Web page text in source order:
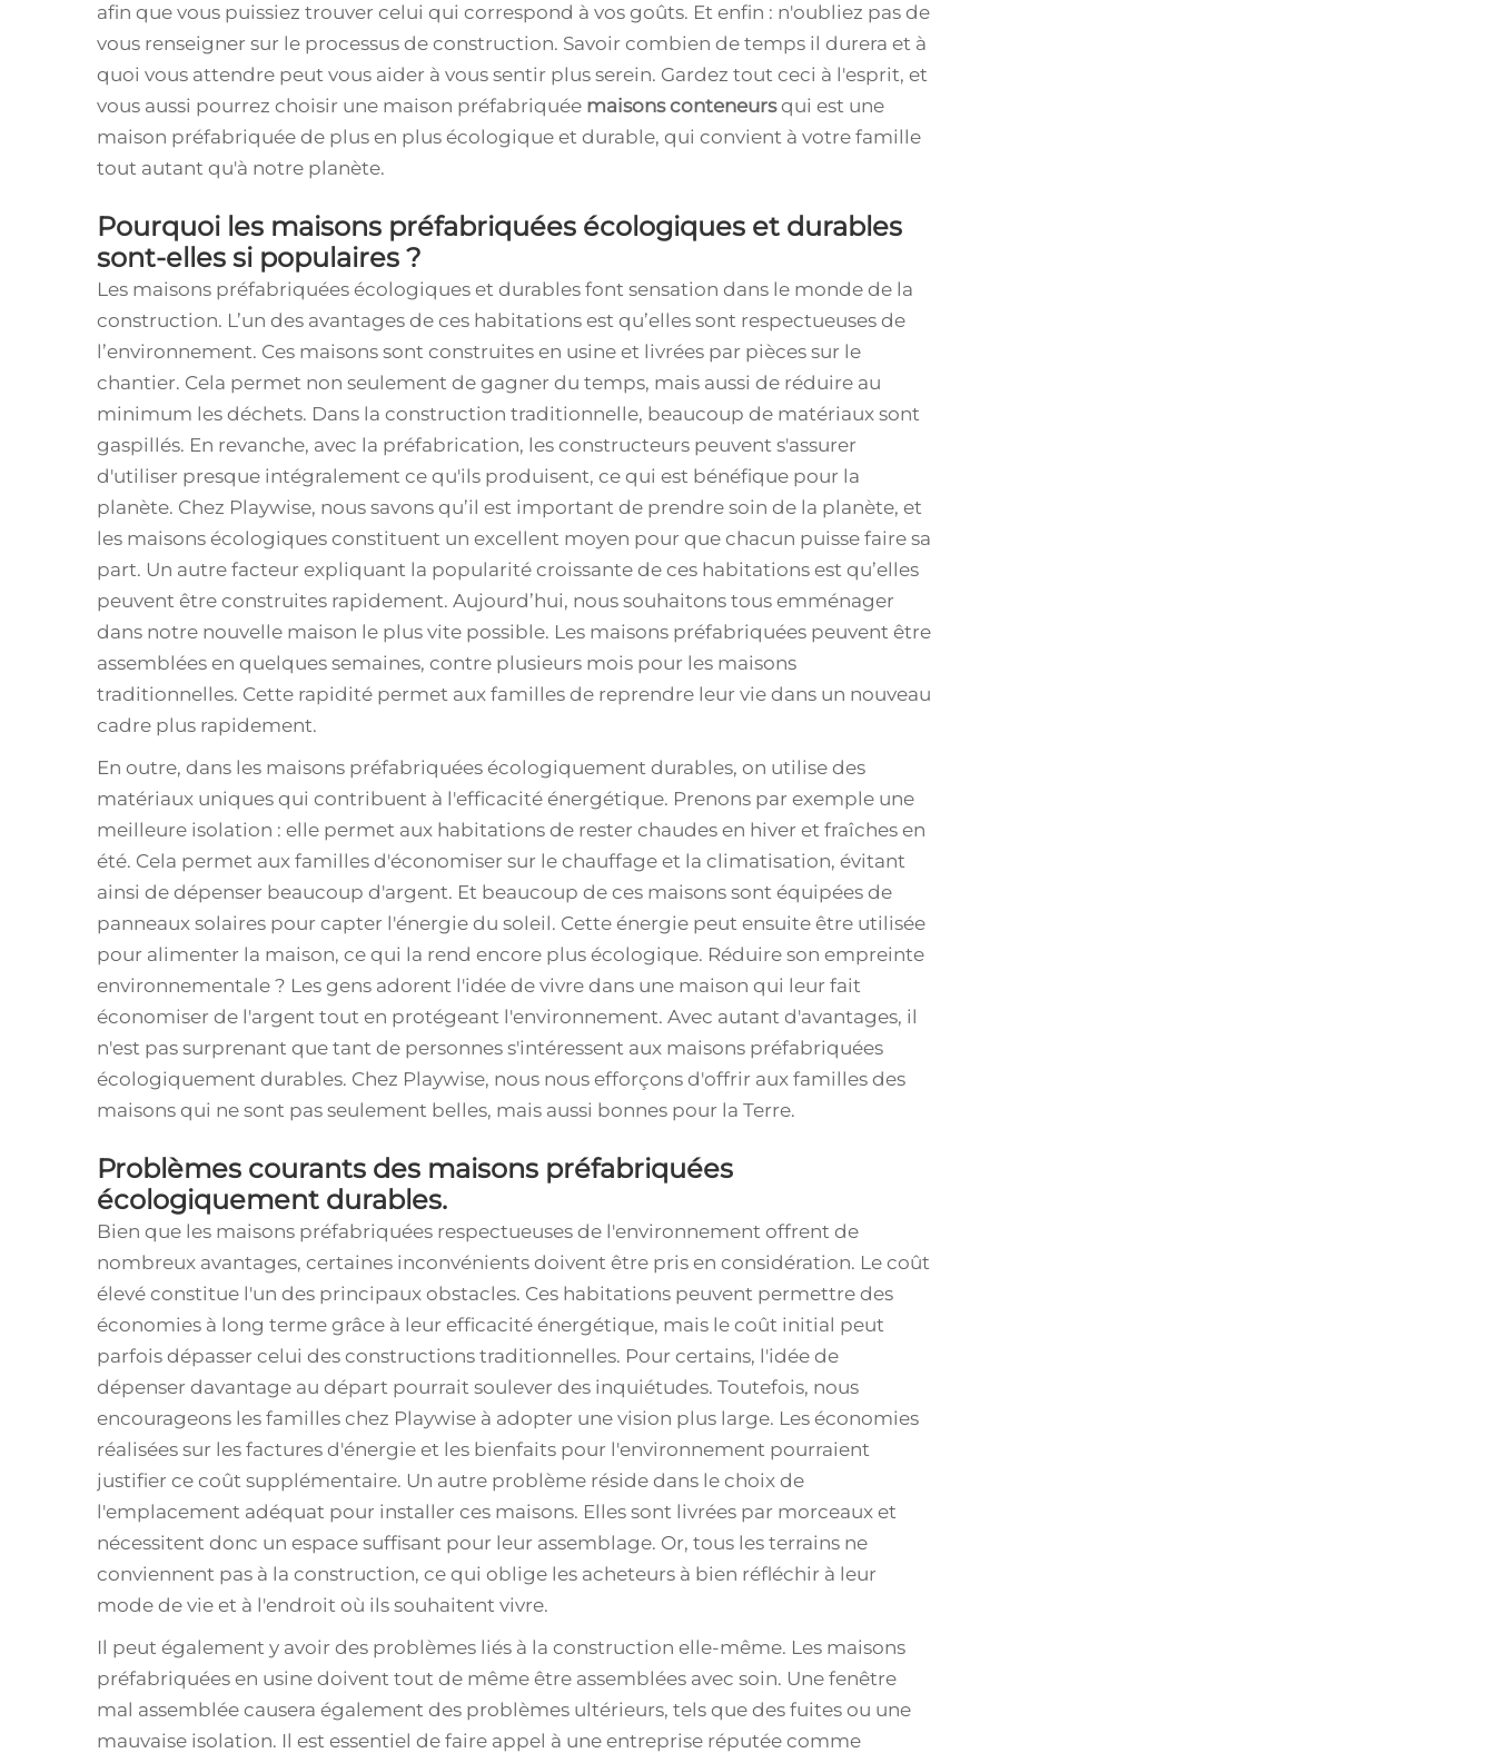
afin que vous puissiez trouver celui qui correspond à vos goûts. Et enfin : n'oubliez pas de
vous renseigner sur le processus de construction. Savoir combien de temps il durera et à
quoi vous attendre peut vous aider à vous sentir plus serein. Gardez tout ceci à l'esprit, et
vous aussi pourrez choisir une maison préfabriquée maisons conteneursqui est une
maison préfabriquée de plus en plus écologique et durable, qui convient à votre famille
tout autant qu'à notre planète.
Pourquoi les maisons préfabriquées écologiques et durables
sont-elles si populaires ?
Les maisons préfabriquées écologiques et durables font sensation dans le monde de la
construction. L’un des avantages de ces habitations est qu’elles sont respectueuses de
l’environnement. Ces maisons sont construites en usine et livrées par pièces sur le
chantier. Cela permet non seulement de gagner du temps, mais aussi de réduire au
minimum les déchets. Dans la construction traditionnelle, beaucoup de matériaux sont
gaspillés. En revanche, avec la préfabrication, les constructeurs peuvent s'assurer
d'utiliser presque intégralement ce qu'ils produisent, ce qui est bénéfique pour la
planète. Chez Playwise, nous savons qu’il est important de prendre soin de la planète, et
les maisons écologiques constituent un excellent moyen pour que chacun puisse faire sa
part. Un autre facteur expliquant la popularité croissante de ces habitations est qu’elles
peuvent être construites rapidement. Aujourd’hui, nous souhaitons tous emménager
dans notre nouvelle maison le plus vite possible. Les maisons préfabriquées peuvent être
assemblées en quelques semaines, contre plusieurs mois pour les maisons
traditionnelles. Cette rapidité permet aux familles de reprendre leur vie dans un nouveau
cadre plus rapidement.
En outre, dans les maisons préfabriquées écologiquement durables, on utilise des
matériaux uniques qui contribuent à l'efficacité énergétique. Prenons par exemple une
meilleure isolation : elle permet aux habitations de rester chaudes en hiver et fraîches en
été. Cela permet aux familles d'économiser sur le chauffage et la climatisation, évitant
ainsi de dépenser beaucoup d'argent. Et beaucoup de ces maisons sont équipées de
panneaux solaires pour capter l'énergie du soleil. Cette énergie peut ensuite être utilisée
pour alimenter la maison, ce qui la rend encore plus écologique. Réduire son empreinte
environnementale ? Les gens adorent l'idée de vivre dans une maison qui leur fait
économiser de l'argent tout en protégeant l'environnement. Avec autant d'avantages, il
n'est pas surprenant que tant de personnes s'intéressent aux maisons préfabriquées
écologiquement durables. Chez Playwise, nous nous efforçons d'offrir aux familles des
maisons qui ne sont pas seulement belles, mais aussi bonnes pour la Terre.
Problèmes courants des maisons préfabriquées
écologiquement durables.
Bien que les maisons préfabriquées respectueuses de l'environnement offrent de
nombreux avantages, certaines inconvénients doivent être pris en considération. Le coût
élevé constitue l'un des principaux obstacles. Ces habitations peuvent permettre des
économies à long terme grâce à leur efficacité énergétique, mais le coût initial peut
parfois dépasser celui des constructions traditionnelles. Pour certains, l'idée de
dépenser davantage au départ pourrait soulever des inquiétudes. Toutefois, nous
encourageons les familles chez Playwise à adopter une vision plus large. Les économies
réalisées sur les factures d'énergie et les bienfaits pour l'environnement pourraient
justifier ce coût supplémentaire. Un autre problème réside dans le choix de
l'emplacement adéquat pour installer ces maisons. Elles sont livrées par morceaux et
nécessitent donc un espace suffisant pour leur assemblage. Or, tous les terrains ne
conviennent pas à la construction, ce qui oblige les acheteurs à bien réfléchir à leur
mode de vie et à l'endroit où ils souhaitent vivre.
Il peut également y avoir des problèmes liés à la construction elle-même. Les maisons
préfabriquées en usine doivent tout de même être assemblées avec soin. Une fenêtre
mal assemblée causera également des problèmes ultérieurs, tels que des fuites ou une
mauvaise isolation. Il est essentiel de faire appel à une entreprise réputée comme